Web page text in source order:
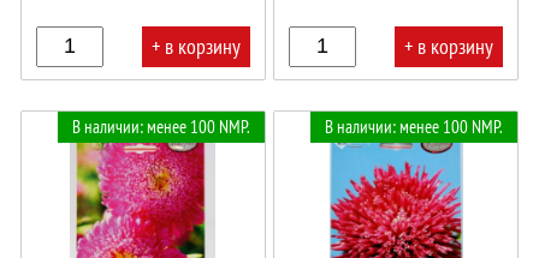
+ в корзину
+ в корзину
В наличии: менее 100 NMP. В наличии: менее 100 NMP.